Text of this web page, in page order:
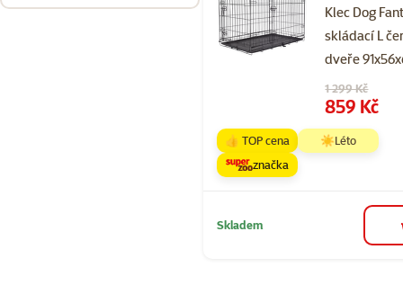
Klec Dog
skládací L
dveře
Původní cena
1 299 Kč
Cena
859 Kč
👍 TOP cena
☀️Léto
značka
Skladem